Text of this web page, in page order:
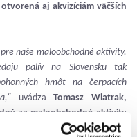
aj akvizíciám väčších
naše maloobchodné aktivity.
palív na Slovensku tak
hmôt na čerpacích
uvádzaTomasz Wiatrak,
za maloobchodné aktivity
spadá. Unipetrol je jediným